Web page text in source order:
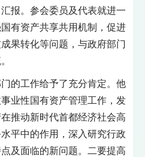
报。参会委员及代表就进一
有资产共享共用机制，促进
果转化等问题，与政府部门
的工作给予了充分肯定。他
业性国有资产管理工作，发
推动新时代首都经济社会高
平中的作用，深入研究行政
及面临的新问题。二要提高